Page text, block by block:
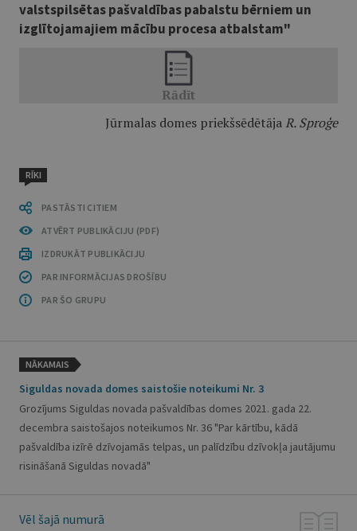
valstspilsētas pašvaldības pabalstu bērniem un
izglītojamajiem mācību procesa atbalstam"
Jūrmalas domes priekšsēdētājaR. Sproģe
RĪKI
PASTĀSTI CITIEM
ATVĒRT PUBLIKĀCIJU (PDF)
IZDRUKĀT PUBLIKĀCIJU
PAR INFORMĀCIJAS DROŠĪBU
PAR ŠO GRUPU
NĀKAMAIS
Siguldas novada domes saistošie noteikumi Nr. 3
Grozījums Siguldas novada pašvaldības domes 2021. gada 22.
decembra saistošajos noteikumos Nr. 36 "Par kārtību, kādā
pašvaldība izīrē dzīvojamās telpas, un palīdzību dzīvokļa jautājumu
risināšanā Siguldas novadā"
Vēl šajā numurā